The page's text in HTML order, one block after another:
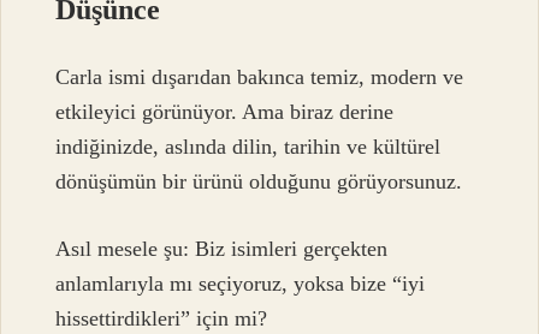
Düşünce
Carla ismi dışarıdan bakınca temiz, modern ve
etkileyici görünüyor. Ama biraz derine
indiğinizde, aslında dilin, tarihin ve kültürel
dönüşümün bir ürünü olduğunu görüyorsunuz.
Asıl mesele şu: Biz isimleri gerçekten
anlamlarıyla mı seçiyoruz, yoksa bize “iyi
hissettirdikleri” için mi?